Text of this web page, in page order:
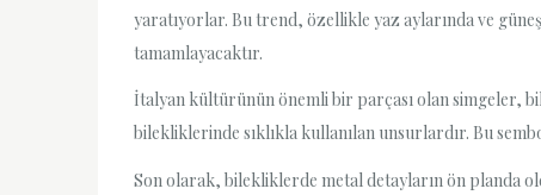
yaratıyorlar. Bu trend, özellikle yaz aylarında ve
tamamlayacaktır.
İtalyan kültürünün önemli bir parçası olan simgeler,
bilekliklerinde sıklıkla kullanılan unsurlardır. Bu
Son olarak, bilekliklerde metal detayların ön planda